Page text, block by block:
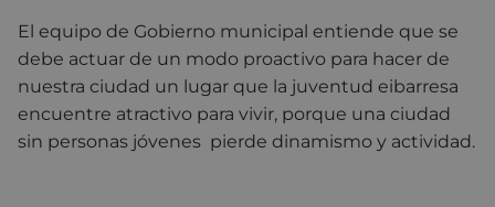
El equipo de Gobierno municipal entiende que se
debe actuar de un modo proactivo para hacer de
nuestra ciudad un lugar que la juventud eibarresa
encuentre atractivo para vivir, porque una ciudad
sin personas jóvenes pierde dinamismo y actividad.